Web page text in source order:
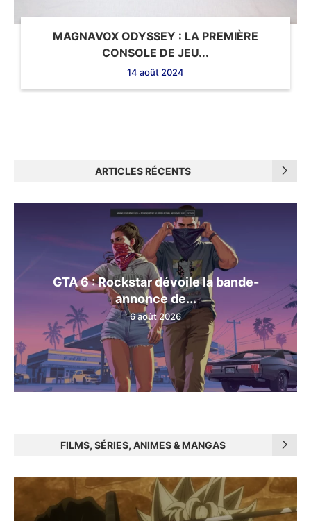
MAGNAVOX ODYSSEY : LA PREMIÈRE
CONSOLE DE JEU...
14 août 2024
ARTICLES RÉCENTS
GTA 6 : Rockstar dévoile la bande-
annonce de...
6 août 2026
FILMS, SÉRIES, ANIMES & MANGAS